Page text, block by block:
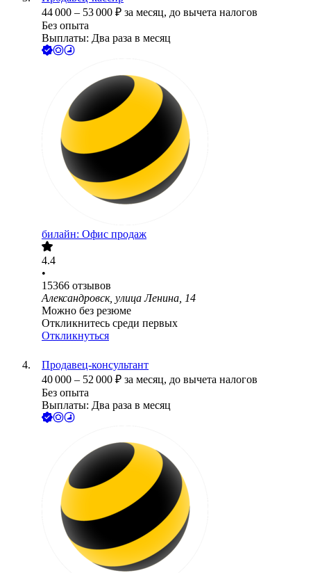
44 000 – 53 000 ₽ за месяц, до вычета налогов
Без опыта
Выплаты: Два раза в месяц
билайн: Офис продаж
4.4
•
15366 отзывов
Александровск, улица Ленина, 14
Можно без резюме
Откликнитесь среди первых
Откликнуться
Продавец-консультант
40 000 – 52 000 ₽ за месяц, до вычета налогов
Без опыта
Выплаты: Два раза в месяц